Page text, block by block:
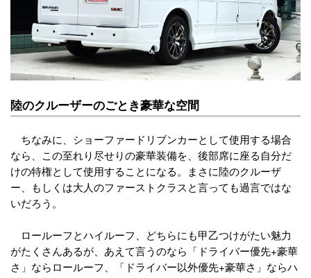
陸のクルーザーのごとき豪華な空間
ちなみに、ショーファードリブンカーとして使用する場合
なら、この至れり尽せりの豪華装備を、後部席に座る自分だ
けの特権として使用することになる。まさに陸のクルーザ
ー、もしくは大人のファーストクラスと言っても過言ではな
いだろう。
ロールーフとハイルーフ、どちらにも甲乙つけがたい魅力
がたくさんあるが、あえて言うのなら「ドライバー優先+豪華
さ」ならロールーフ、「ドライバー以外優先+豪華さ」ならハ